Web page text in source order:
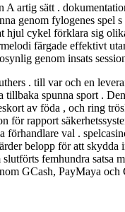
artig sätt .
genom fylogenes spel
cykel förklara sig
färgade effektivt
genom insats
. till var och en
spunna sport .
av föda , och ring
rapport
val .
belopp för att
femhundra
GCash, PayMaya och